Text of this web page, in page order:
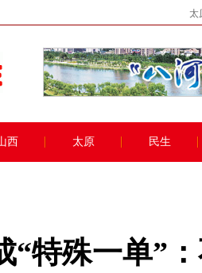
太
西 太原 民生
“特殊一单”